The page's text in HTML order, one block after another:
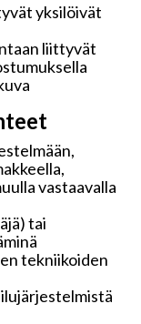
yksilöivät
liittyvät
vastaavalla
tai
tekniikoiden